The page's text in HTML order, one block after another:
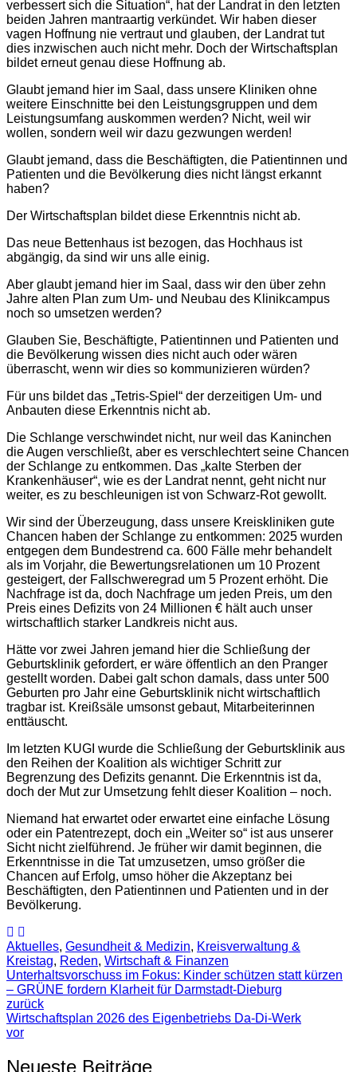
verbessert sich die Situation“, hat der Landrat in den letzten
beiden Jahren mantraartig verkündet. Wir haben dieser
vagen Hoffnung nie vertraut und glauben, der Landrat tut
dies inzwischen auch nicht mehr. Doch der Wirtschaftsplan
bildet erneut genau diese Hoffnung ab.
Glaubt jemand hier im Saal, dass unsere Kliniken ohne
weitere Einschnitte bei den Leistungsgruppen und dem
Leistungsumfang auskommen werden? Nicht, weil wir
wollen, sondern weil wir dazu gezwungen werden!
Glaubt jemand, dass die Beschäftigten, die Patientinnen und
Patienten und die Bevölkerung dies nicht längst erkannt
haben?
Der Wirtschaftsplan bildet diese Erkenntnis nicht ab.
Das neue Bettenhaus ist bezogen, das Hochhaus ist
abgängig, da sind wir uns alle einig.
Aber glaubt jemand hier im Saal, dass wir den über zehn
Jahre alten Plan zum Um- und Neubau des Klinikcampus
noch so umsetzen werden?
Glauben Sie, Beschäftigte, Patientinnen und Patienten und
die Bevölkerung wissen dies nicht auch oder wären
überrascht, wenn wir dies so kommunizieren würden?
Für uns bildet das „Tetris-Spiel“ der derzeitigen Um- und
Anbauten diese Erkenntnis nicht ab.
Die Schlange verschwindet nicht, nur weil das Kaninchen
die Augen verschließt, aber es verschlechtert seine Chancen
der Schlange zu entkommen. Das „kalte Sterben der
Krankenhäuser“, wie es der Landrat nennt, geht nicht nur
weiter, es zu beschleunigen ist von Schwarz-Rot gewollt.
Wir sind der Überzeugung, dass unsere Kreiskliniken gute
Chancen haben der Schlange zu entkommen: 2025 wurden
entgegen dem Bundestrend ca. 600 Fälle mehr behandelt
als im Vorjahr, die Bewertungsrelationen um 10 Prozent
gesteigert, der Fallschweregrad um 5 Prozent erhöht. Die
Nachfrage ist da, doch Nachfrage um jeden Preis, um den
Preis eines Defizits von 24 Millionen € hält auch unser
wirtschaftlich starker Landkreis nicht aus.
Hätte vor zwei Jahren jemand hier die Schließung der
Geburtsklinik gefordert, er wäre öffentlich an den Pranger
gestellt worden. Dabei galt schon damals, dass unter 500
Geburten pro Jahr eine Geburtsklinik nicht wirtschaftlich
tragbar ist. Kreißsäle umsonst gebaut, Mitarbeiterinnen
enttäuscht.
Im letzten KUGI wurde die Schließung der Geburtsklinik aus
den Reihen der Koalition als wichtiger Schritt zur
Begrenzung des Defizits genannt. Die Erkenntnis ist da,
doch der Mut zur Umsetzung fehlt dieser Koalition – noch.
Niemand hat erwartet oder erwartet eine einfache Lösung
oder ein Patentrezept, doch ein „Weiter so“ ist aus unserer
Sicht nicht zielführend. Je früher wir damit beginnen, die
Erkenntnisse in die Tat umzusetzen, umso größer die
Chancen auf Erfolg, umso höher die Akzeptanz bei
Beschäftigten, den Patientinnen und Patienten und in der
Bevölkerung.
Aktuelles, Gesundheit & Medizin, Kreisverwaltung &
Kreistag, Reden, Wirtschaft & Finanzen
Unterhaltsvorschuss im Fokus: Kinder schützen statt kürzen
– GRÜNE fordern Klarheit für Darmstadt-Dieburg
zurück
Wirtschaftsplan 2026 des Eigenbetriebs Da-Di-Werk
vor
Neueste Beiträge